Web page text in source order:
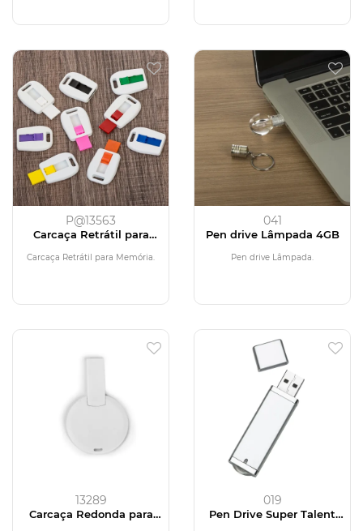
P@13563
Carcaça Retrátil para
Memória
Carcaça Retrátil para Memória.
041
Pen drive Lâmpada 4GB
Pen drive Lâmpada.
13289
Carcaça Redonda para
019
Pen Drive Super Talent